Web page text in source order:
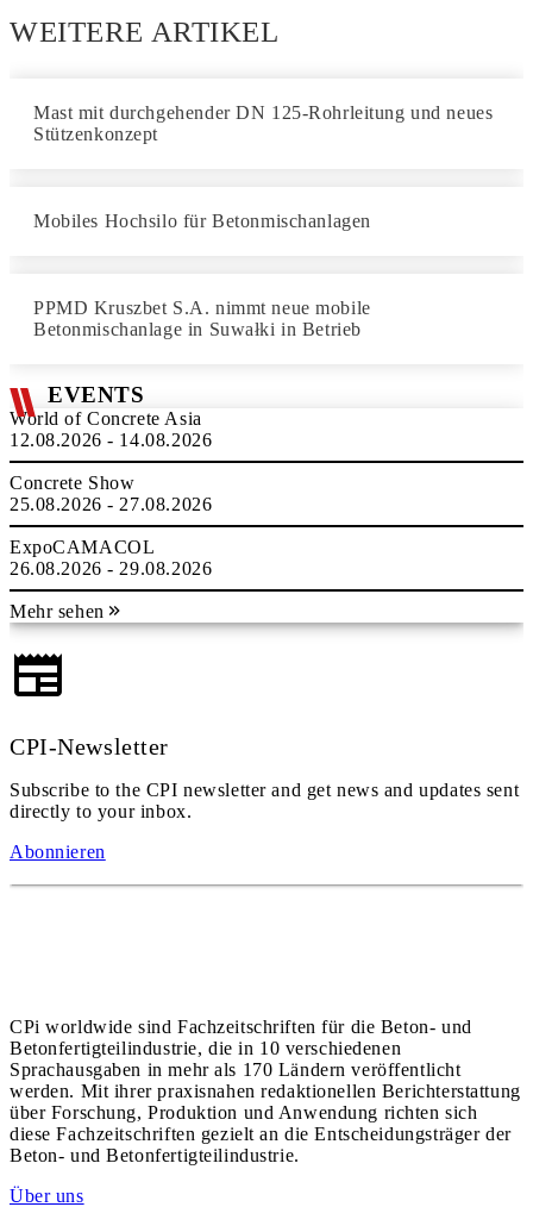
WEITERE ARTIKEL
Mast mit durchgehender DN 125-Rohrleitung und neues
Stützenkonzept
Mobiles Hochsilo für Betonmischanlagen
PPMD Kruszbet S.A. nimmt neue mobile
Betonmischanlage in Suwałki in Betrieb
EVENTS
World of Concrete Asia
12.08.2026 - 14.08.2026
Concrete Show
25.08.2026 - 27.08.2026
ExpoCAMACOL
26.08.2026 - 29.08.2026
Mehr sehen
CPI-Newsletter
Subscribe to the CPI newsletter and get news and updates sent
directly to your inbox.
Abonnieren
CPi worldwide sind Fachzeitschriften für die Beton- und
Betonfertigteilindustrie, die in 10 verschiedenen
Sprachausgaben in mehr als 170 Ländern veröffentlicht
werden. Mit ihrer praxisnahen redaktionellen Berichterstattung
über Forschung, Produktion und Anwendung richten sich
diese Fachzeitschriften gezielt an die Entscheidungsträger der
Beton- und Betonfertigteilindustrie.
Über uns